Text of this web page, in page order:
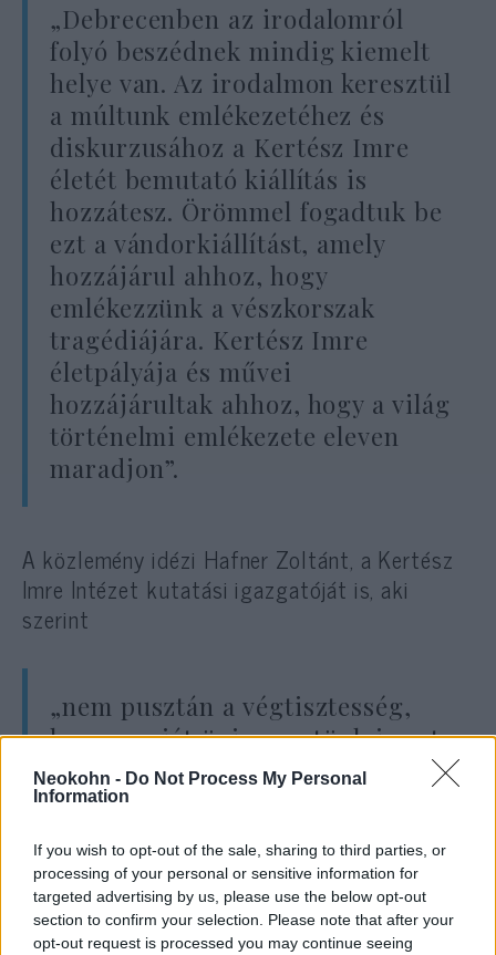
Neokohn - Do Not Process My Personal
Information
If you wish to opt-out of the sale, sharing to third parties, or
processing of your personal or sensitive information for
targeted advertising by us, please use the below opt-out
section to confirm your selection. Please note that after your
opt-out request is processed you may continue seeing
„Debrecenben az irodalomról
folyó beszédnek mindig kiemelt
helye van. Az irodalmon keresztül
a múltunk emlékezetéhez és
diskurzusához a Kertész Imre
életét bemutató kiállítás is
hozzátesz. Örömmel fogadtuk be
ezt a vándorkiállítást, amely
hozzájárul ahhoz, hogy
emlékezzünk a vészkorszak
tragédiájára. Kertész Imre
életpályája és művei
hozzájárultak ahhoz, hogy a világ
történelmi emlékezete eleven
maradjon”.
A közlemény idézi Hafner Zoltánt, a Kertész
Imre Intézet kutatási igazgatóját is, aki
szerint
„nem pusztán a végtisztesség,
hanem saját önismeretünk is azt
kívánja, hogy ez a kivételes
életmű a maga teljességében
viselő intézet egyebek mellett
ezen célból is szerveződött”.